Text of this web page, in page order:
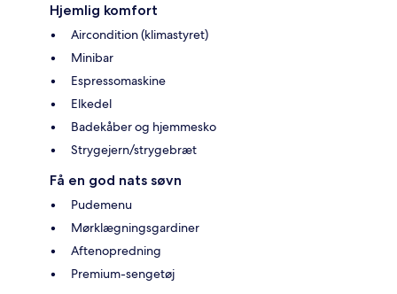
Hjemlig komfort
Aircondition (klimastyret)
Minibar
Espressomaskine
Elkedel
Badekåber og hjemmesko
Strygejern/strygebræt
Få en god nats søvn
Pudemenu
Mørklægningsgardiner
Aftenopredning
Premium-sengetøj